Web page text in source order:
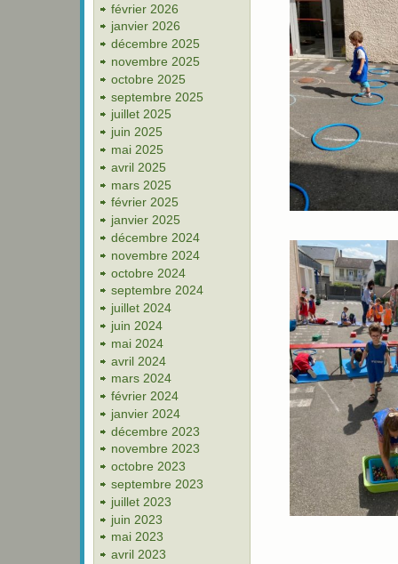
février 2026
janvier 2026
décembre 2025
novembre 2025
octobre 2025
septembre 2025
juillet 2025
juin 2025
mai 2025
avril 2025
mars 2025
février 2025
janvier 2025
décembre 2024
novembre 2024
octobre 2024
septembre 2024
juillet 2024
juin 2024
mai 2024
avril 2024
mars 2024
février 2024
janvier 2024
décembre 2023
novembre 2023
octobre 2023
septembre 2023
juillet 2023
juin 2023
mai 2023
avril 2023